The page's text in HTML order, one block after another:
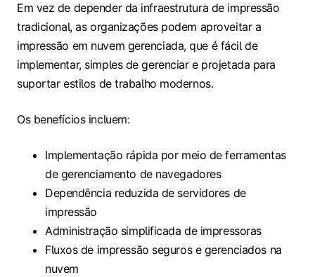
Em vez de depender da infraestrutura de impressão
tradicional, as organizações podem aproveitar a
impressão em nuvem gerenciada, que é fácil de
implementar, simples de gerenciar e projetada para
suportar estilos de trabalho modernos.
Os benefícios incluem:
Implementação rápida por meio de ferramentas
de gerenciamento de navegadores
Dependência reduzida de servidores de
impressão
Administração simplificada de impressoras
Fluxos de impressão seguros e gerenciados na
nuvem